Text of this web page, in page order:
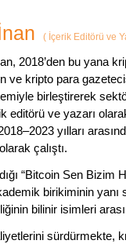
( İçerik Editörü ve
2018’den bu yana
ve kripto para
birleştirerek
editörü ve yazarı
yılları
çalıştı.
“Bitcoin Sen Bizim
birikiminin
bilinir isimleri
sürdürmekte,